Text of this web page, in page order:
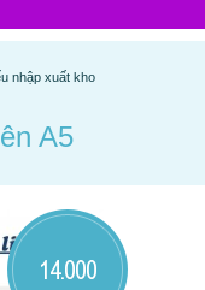
nhập xuất kho
A5
14.000